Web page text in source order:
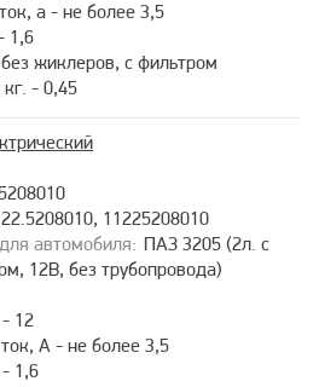
а - не более 3,5
1,6
жиклеров, с фильтром
- 0,45
11225208010
ПАЗ 3205 (2л. с
12В, без трубопровода)
12
А - не более 3,5
1,6